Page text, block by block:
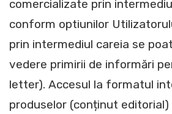
comercializate prin
conform optiunilor
prin intermediul careia se
vedere primirii de informări
letter). Accesul la formatul
produselor (conținut